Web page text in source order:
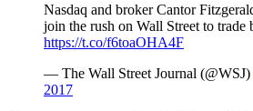
Nasdaq and broker Cantor
join the rush on Wall Street to trade
https://t.co/f6toaOHA4F
— The Wall Street Journal (@WSJ)
2017